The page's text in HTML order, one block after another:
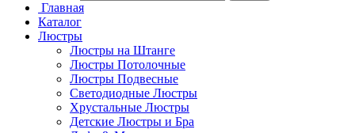
Главная
Каталог
Люстры
Люстры на Штанге
Люстры Потолочные
Люстры Подвесные
Светодиодные Люстры
Хрустальные Люстры
Детские Люстры и Бра